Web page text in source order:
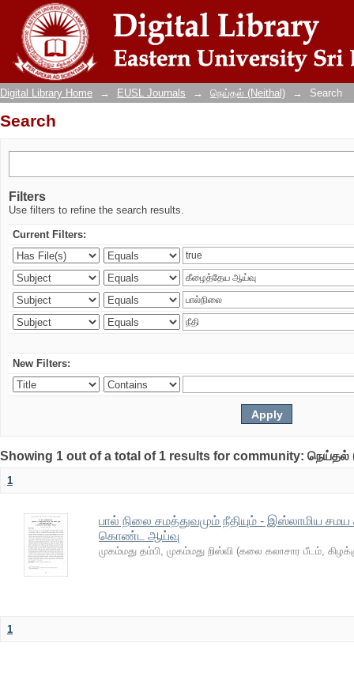
Search
Digital Library Home → EUSL Journals → நெய்தல் (Neithal) → Search
Search
Filters
Use filters to refine the search results.
Current Filters:
New Filters:
Showing 1 out of a total of 1 results for community: நெய்தல்
1
பால் நிலை சமத்துவமும் நீதியும் - இஸ்லாமிய
கொண்ட ஆய்வு
முகம்மது தம்பி, முகம்மது றிஸ்வி (கலை கலாசார பீடம்,
1